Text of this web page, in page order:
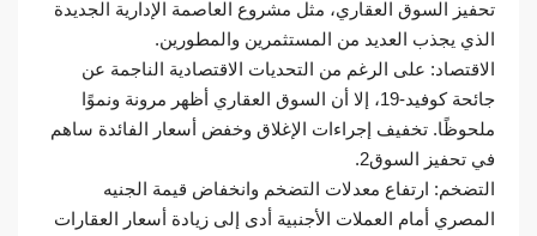
تحفيز السوق العقاري، مثل مشروع العاصمة الإدارية الجديدة
الذي يجذب العديد من المستثمرين والمطورين.
الاقتصاد: على الرغم من التحديات الاقتصادية الناجمة عن
جائحة كوفيد-19، إلا أن السوق العقاري أظهر مرونة ونموًا
ملحوظًا. تخفيف إجراءات الإغلاق وخفض أسعار الفائدة ساهم
في تحفيز السوق2.
التضخم: ارتفاع معدلات التضخم وانخفاض قيمة الجنيه
المصري أمام العملات الأجنبية أدى إلى زيادة أسعار العقارات